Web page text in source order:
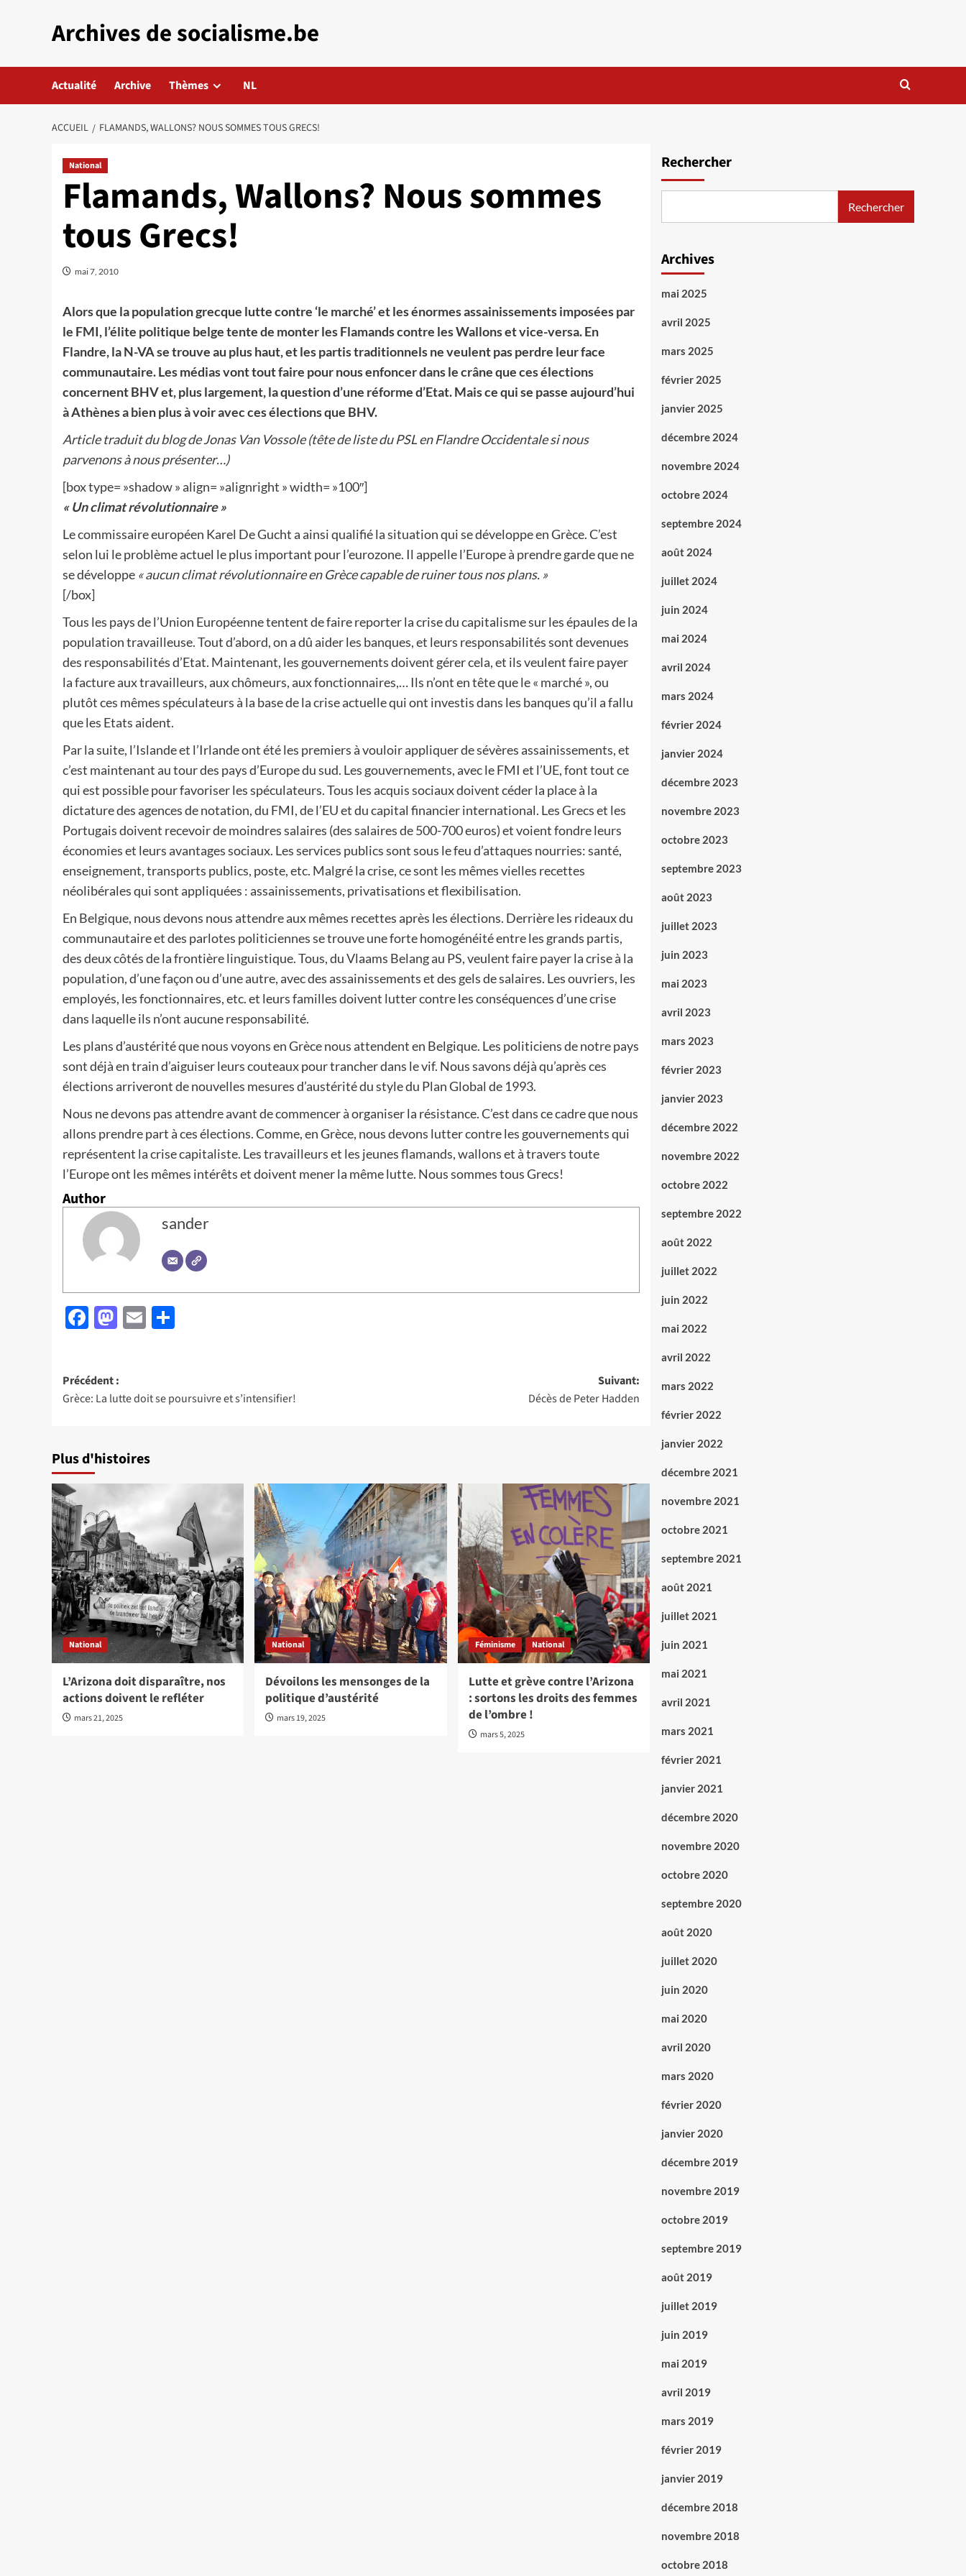
Archives de socialisme.be
Actualité Archive Thèmes NL
ACCUEIL FLAMANDS, WALLONS? NOUS SOMMES TOUS GRECS!
National
Flamands, Wallons? Nous sommes
tous Grecs!
mai 7, 2010
Alors que la population grecque lutte contre ‘le marché’ et les énormes assainissements imposées par
le FMI, l’élite politique belge tente de monter les Flamands contre les Wallons et vice-versa. En
Flandre, la N-VA se trouve au plus haut, et les partis traditionnels ne veulent pas perdre leur face
communautaire. Les médias vont tout faire pour nous enfoncer dans le crâne que ces élections
concernent BHV et, plus largement, la question d’une réforme d’Etat. Mais ce qui se passe aujourd’hui
à Athènes a bien plus à voir avec ces élections que BHV.
Article traduit du blog de Jonas Van Vossole (tête de liste du PSL en Flandre Occidentale si nous
parvenons à nous présenter…)
[box type= »shadow » align= »alignright » width= »100″]
« Un climat révolutionnaire »
Le commissaire européen Karel De Gucht a ainsi qualifié la situation qui se développe en Grèce. C’est
selon lui le problème actuel le plus important pour l’eurozone. Il appelle l’Europe à prendre garde que ne
se développe « aucun climat révolutionnaire en Grèce capable de ruiner tous nos plans. »
[/box]
Tous les pays de l’Union Européenne tentent de faire reporter la crise du capitalisme sur les épaules de la
population travailleuse. Tout d’abord, on a dû aider les banques, et leurs responsabilités sont devenues
des responsabilités d’Etat. Maintenant, les gouvernements doivent gérer cela, et ils veulent faire payer
la facture aux travailleurs, aux chômeurs, aux fonctionnaires,… Ils n’ont en tête que le « marché », ou
plutôt ces mêmes spéculateurs à la base de la crise actuelle qui ont investis dans les banques qu’il a fallu
que les Etats aident.
Par la suite, l’Islande et l’Irlande ont été les premiers à vouloir appliquer de sévères assainissements, et
c’est maintenant au tour des pays d’Europe du sud. Les gouvernements, avec le FMI et l’UE, font tout ce
qui est possible pour favoriser les spéculateurs. Tous les acquis sociaux doivent céder la place à la
dictature des agences de notation, du FMI, de l’EU et du capital financier international. Les Grecs et les
Portugais doivent recevoir de moindres salaires (des salaires de 500-700 euros) et voient fondre leurs
économies et leurs avantages sociaux. Les services publics sont sous le feu d’attaques nourries: santé,
enseignement, transports publics, poste, etc. Malgré la crise, ce sont les mêmes vielles recettes
néolibérales qui sont appliquées : assainissements, privatisations et flexibilisation.
En Belgique, nous devons nous attendre aux mêmes recettes après les élections. Derrière les rideaux du
communautaire et des parlotes politiciennes se trouve une forte homogénéité entre les grands partis,
des deux côtés de la frontière linguistique. Tous, du Vlaams Belang au PS, veulent faire payer la crise à la
population, d’une façon ou d’une autre, avec des assainissements et des gels de salaires. Les ouvriers, les
employés, les fonctionnaires, etc. et leurs familles doivent lutter contre les conséquences d’une crise
dans laquelle ils n’ont aucune responsabilité.
Les plans d’austérité que nous voyons en Grèce nous attendent en Belgique. Les politiciens de notre pays
sont déjà en train d’aiguiser leurs couteaux pour trancher dans le vif. Nous savons déjà qu’après ces
élections arriveront de nouvelles mesures d’austérité du style du Plan Global de 1993.
Nous ne devons pas attendre avant de commencer à organiser la résistance. C’est dans ce cadre que nous
allons prendre part à ces élections. Comme, en Grèce, nous devons lutter contre les gouvernements qui
représentent la crise capitaliste. Les travailleurs et les jeunes flamands, wallons et à travers toute
l’Europe ont les mêmes intérêts et doivent mener la même lutte. Nous sommes tous Grecs!
Author
sander
Facebook
Mastodon
Email
Navigation
d’article
Précédent :
Grèce: La lutte doit se poursuivre et s’intensifier!
Suivant:
Décès de Peter Hadden
Plus d'histoires
National
L’Arizona doit disparaître, nos
actions doivent le refléter
mars 21, 2025
National
Dévoilons les mensonges de la
politique d’austérité
mars 19, 2025
Féminisme National
Lutte et grève contre l’Arizona
: sortons les droits des femmes
de l’ombre !
mars 5, 2025
Rechercher
Rechercher
Archives
mai 2025
avril 2025
mars 2025
février 2025
janvier 2025
décembre 2024
novembre 2024
octobre 2024
septembre 2024
août 2024
juillet 2024
juin 2024
mai 2024
avril 2024
mars 2024
février 2024
janvier 2024
décembre 2023
novembre 2023
octobre 2023
septembre 2023
août 2023
juillet 2023
juin 2023
mai 2023
avril 2023
mars 2023
février 2023
janvier 2023
décembre 2022
novembre 2022
octobre 2022
septembre 2022
août 2022
juillet 2022
juin 2022
mai 2022
avril 2022
mars 2022
février 2022
janvier 2022
décembre 2021
novembre 2021
octobre 2021
septembre 2021
août 2021
juillet 2021
juin 2021
mai 2021
avril 2021
mars 2021
février 2021
janvier 2021
décembre 2020
novembre 2020
octobre 2020
septembre 2020
août 2020
juillet 2020
juin 2020
mai 2020
avril 2020
mars 2020
février 2020
janvier 2020
décembre 2019
novembre 2019
octobre 2019
septembre 2019
août 2019
juillet 2019
juin 2019
mai 2019
avril 2019
mars 2019
février 2019
janvier 2019
décembre 2018
novembre 2018
octobre 2018